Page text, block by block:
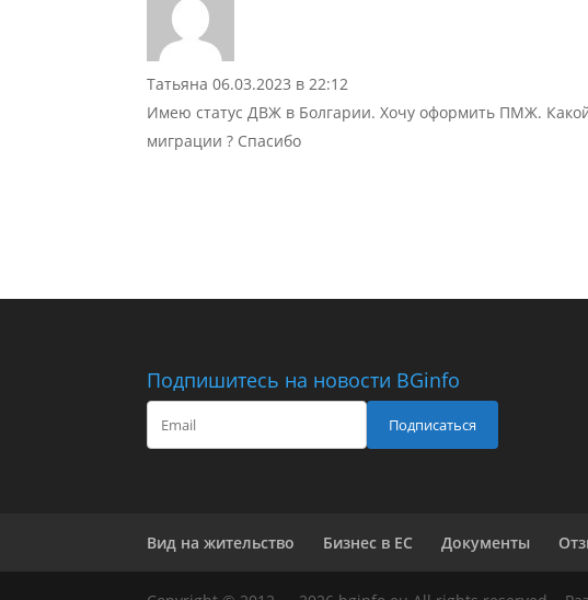
Татьяна 06.03.2023 в 22:12
Имею статус ДВЖ в Болгарии. Хочу оформить ПМЖ.
миграции ? Спасибо
Подпишитесь на новости BGinfo
Подписаться
Вид на жительство Бизнес в ЕС Документы